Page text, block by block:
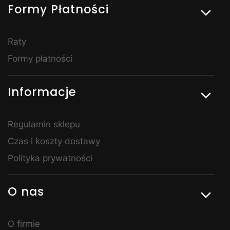
punktem całej sypialni. Łóżka z pojemnikiem na
pościel to rozwiązanie szczególnie popularne w
zagospodarować przestrzeń i utrzymać porządek. Do
nocne i toaletki – tak, by całe pomieszczenie tworzyło
spójną, harmonijną całość. Meble do sypialni w
Kornelo są dostępne w wielu wariantach
wykończenia, dzięki czemu z łatwością stworzysz
Meble młodzieżowe – stylowe i
praktyczne
Urządzając pokój dla nastolatka, warto postawić na
Meble młodzieżowe dostępne w Kornelo Meble łączą
odpowiednie warunki do odpoczynku. W naszej
Formy Płatności
Raty
Formy płatności
Informacje
Regulamin sklepu
Czas i koszty dostawy
Polityka prywatności
O nas
O firmie